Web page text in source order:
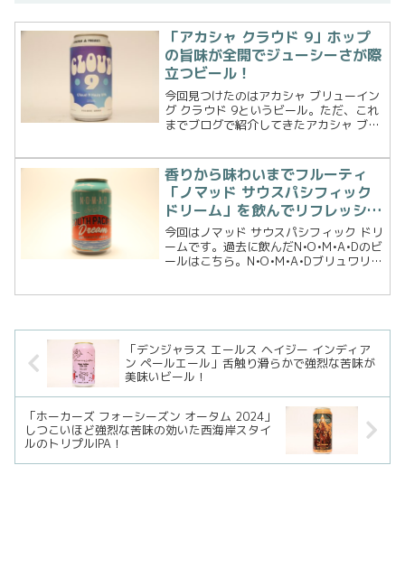
「アカシャ クラウド 9」ホップ
の旨味が全開でジューシーさが際
立つビール！
今回見つけたのはアカシャ ブリューイン
グ クラウド 9というビール。ただ、これ
までブログで紹介してきたアカシャ ブリ
変わっており手にとったとき「んっ？」
と思ってしまいました。調べてみるとや
っぱり新しいブラ...
香りから味わいまでフルーティ
「ノマッド サウスパシフィック
ドリーム」を飲んでリフレッシ
ュ！
今回はノマッド サウスパシフィック ドリ
ームです。過去に飲んだN•O•M•A•Dのビ
ールはこちら。N•O•M•A•Dブリュワリー
「デンジャラス エールス ヘイジー インディア
ン ペールエール」舌触り滑らかで強烈な苦味が
美味いビール！
「ホーカーズ フォーシーズン オータム 2024」
しつこいほど強烈な苦味の効いた西海岸スタイ
ルのトリプルIPA！